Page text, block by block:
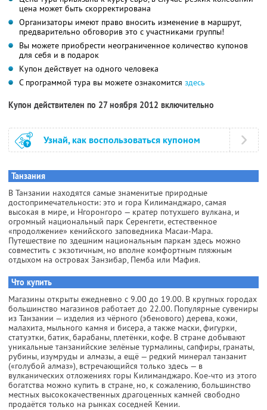
цена может быть скорректирована
Организаторы имеют право вносить изменение в маршрут,
предварительно обговорив это с участниками группы!
Вы можете приобрести неограниченное количество купонов
для себя и в подарок
Купон действует на одного человека
С программой тура вы можете ознакомится здесь
Купон действителен по 27 ноября 2012 включительно
Узнай, как воспользоваться купоном
Танзания
В Танзании находятся самые знаменитые природные
достопримечательности: это и гора Килиманджаро, самая
высокая в мире, и Нгоронгоро — кратер потухшего вулкана, и
огромный национальный парк Серенгети, естественное
«продолжение» кенийского заповедника Масаи-Мара.
Путешествие по здешним национальным паркам здесь можно
совместить с экзотичным, но вполне комфортным пляжным
отдыхом на островах Занзибар, Пемба или Мафия.
Что купить
Магазины открыты ежедневно с 9.00 до 19.00. В крупных городах
большинство магазинов работает до 22.00. Популярные сувениры
из Танзании — изделия из чёрного (эбенового) дерева, кожи,
малахита, мыльного камня и бисера, а также маски, фигурки,
статуэтки, батик, барабаны, плетёнки, кофе. В стране добывают
уникальные танзанийские зелёные турмалины, сапфиры, гранаты,
рубины, изумруды и алмазы, а ещё — редкий минерал танзанит
(«голубой алмаз»), встречающийся только здесь — в
вулканических отложениях горы Килиманджаро. Кое-что из этого
богатства можно купить в стране, но, к сожалению, большинство
местных высококачественных драгоценных камней свободно
продаётся только на рынках соседней Кении.